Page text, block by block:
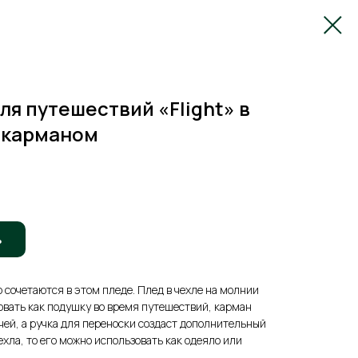
путешествий «Flight» в
в этом пледе. Плед в чехле на молнии
как подушку во время путешествий, карман
а ручка для переноски создаст дополнительный
то его можно использовать как одеяло или